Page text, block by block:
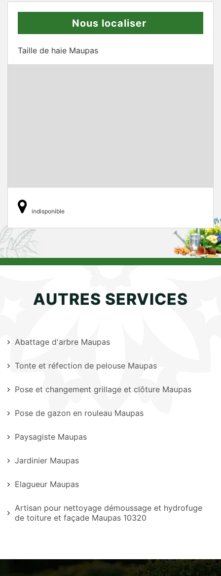
Nous localiser
Taille de haie Maupas
indisponible
AUTRES SERVICES
Abattage d'arbre Maupas
Tonte et réfection de pelouse Maupas
Pose et changement grillage et clôture Maupas
Pose de gazon en rouleau Maupas
Paysagiste Maupas
Jardinier Maupas
Elagueur Maupas
Artisan pour nettoyage démoussage et hydrofuge
de toiture et façade Maupas 10320